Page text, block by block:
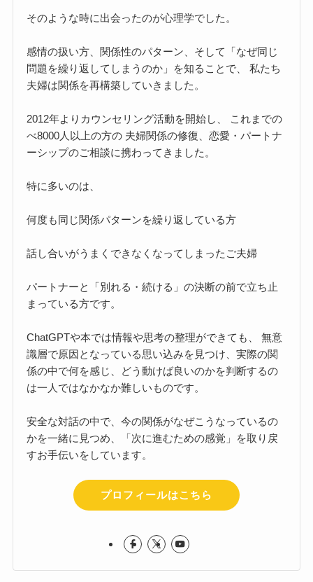
そのような時に出会ったのが心理学でした。
感情の扱い方、関係性のパターン、そして「なぜ同じ
問題を繰り返してしまうのか」を知ることで、 私たち
夫婦は関係を再構築していきました。
2012年よりカウンセリング活動を開始し、 これまでの
べ8000人以上の方の 夫婦関係の修復、恋愛・パートナ
ーシップのご相談に携わってきました。
特に多いのは、
何度も同じ関係パターンを繰り返している方
話し合いがうまくできなくなってしまったご夫婦
パートナーと「別れる・続ける」の決断の前で立ち止
まっている方です。
ChatGPTや本では情報や思考の整理ができても、 無意
識層で原因となっている思い込みを見つけ、実際の関
係の中で何を感じ、どう動けば良いのかを判断するの
は一人ではなかなか難しいものです。
安全な対話の中で、今の関係がなぜこうなっているの
かを一緒に見つめ、「次に進むための感覚」を取り戻
すお手伝いをしています。
プロフィールはこちら